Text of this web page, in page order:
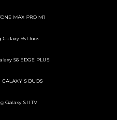
MAX PRO M1
Galaxy S5 Duos
S6 EDGE PLUS
GALAXY S DUOS
Galaxy S II TV